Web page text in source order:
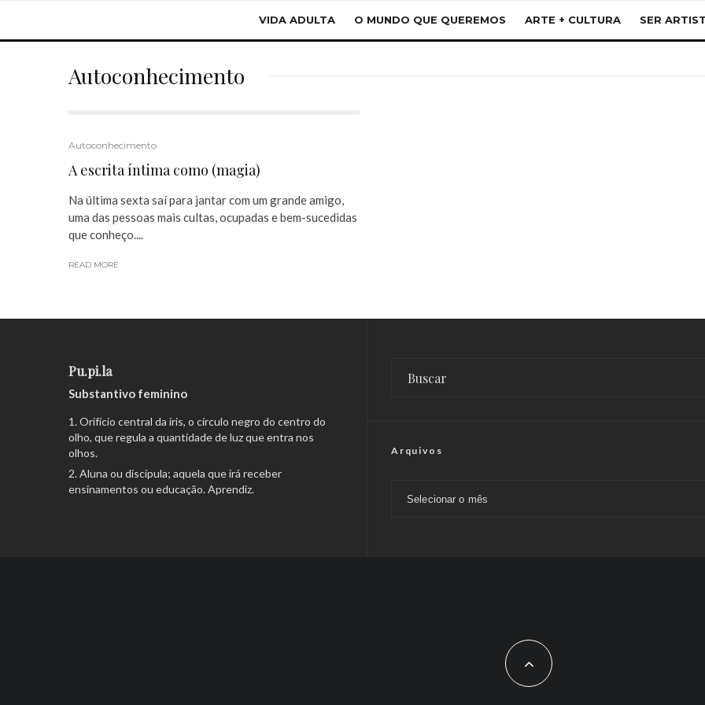
VIDA ADULTA O MUNDO QUE QUEREMOS ARTE + CULTURA SER
Autoconhecimento
Autoconhecimento
A escrita íntima como (magia)
Na última sexta saí para jantar com um grande amigo,
uma das pessoas mais cultas, ocupadas e bem-sucedidas
que conheço....
READ MORE
Pu.pi.la
Substantivo feminino
Orifício central da íris, o círculo negro do centro do
olho, que regula a quantidade de luz que entra nos
olhos.
Aluna ou discípula; aquela que irá receber
ensinamentos ou educação. Aprendiz.
Arquivos